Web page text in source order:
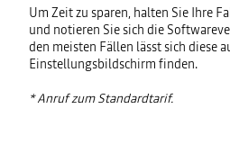
Um Zeit zu sparen, halten Sie Ihre
und notieren Sie sich die
den meisten Fällen lässt sich diese
Einstellungsbildschirm finden.
* Anruf zum Standardtarif.